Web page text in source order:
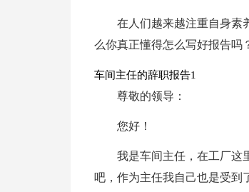
在人们越来越注重自身素
么你真正懂得怎么写好报告吗
车间主任的辞职报告1
尊敬的领导：
您好！
我是车间主任，在工厂这
吧，作为主任我自己也是受到